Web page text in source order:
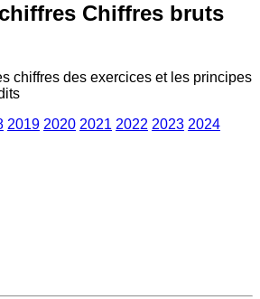
Chiffres bruts
chiffres des exercices et les principes
2019 2020 2021 2022 2023 2024